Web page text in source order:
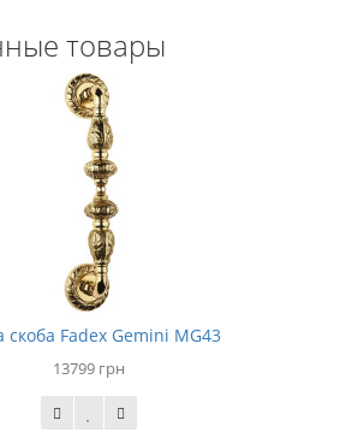
товары
скоба Fadex Gemini MG43
13799 грн